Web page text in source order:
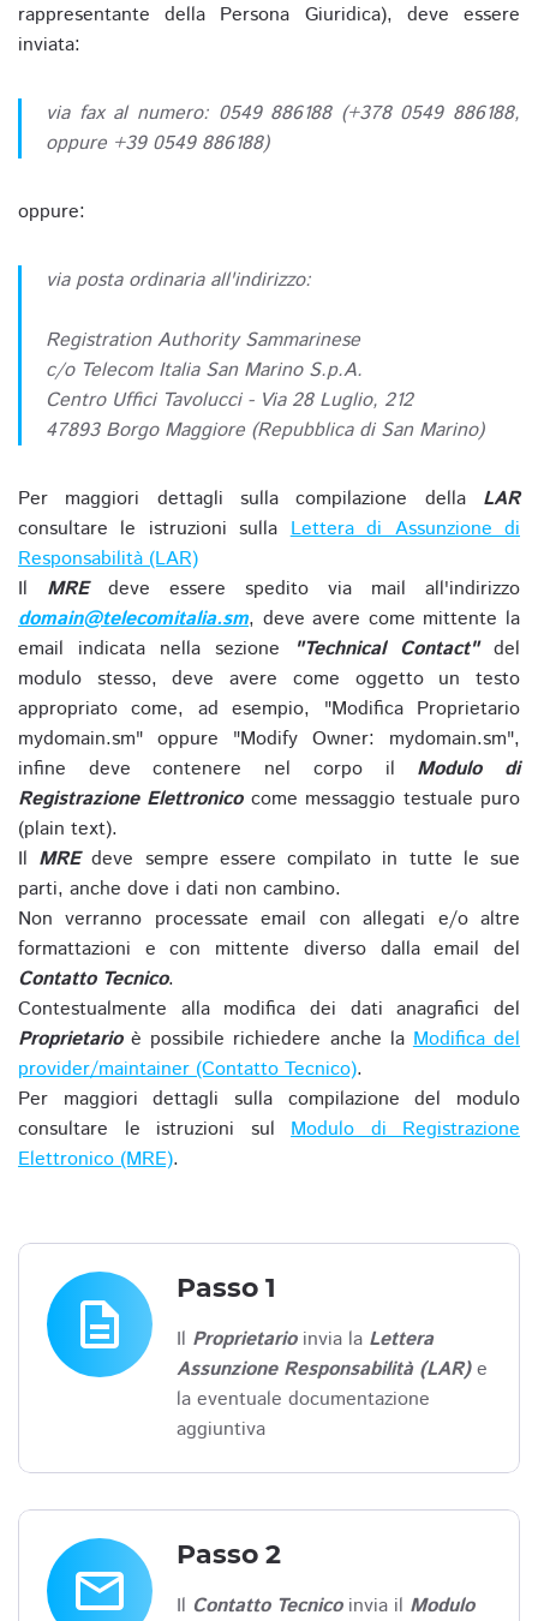
rappresentante della Persona Giuridica), deve essere
inviata:
via fax al numero: 0549 886188 (+378 0549 886188,
oppure +39 0549 886188)
oppure:
via posta ordinaria all'indirizzo:
Registration Authority Sammarinese
c/o Telecom Italia San Marino S.p.A.
Centro Uffici Tavolucci - Via 28 Luglio, 212
47893 Borgo Maggiore (Repubblica di San Marino)
Per maggiori dettagli sulla compilazione della LAR
consultare le istruzioni sullaLettera di Assunzione di
Responsabilità (LAR)
Il MREdeve essere spedito via mail all'indirizzo
domain@telecomitalia.sm, deve avere come mittente la
email indicata nella sezione
"Technical Contact"del
modulo stesso, deve avere come oggetto un testo
appropriato come, ad esempio, "Modifica Proprietario
mydomain.sm" oppure "Modify Owner: mydomain.sm",
infine deve contenere nel corpo il Modulo di
Registrazione Elettronicocome messaggio testuale puro
(plain text).
Il MREdeve sempre essere compilato in tutte le sue
parti, anche dove i dati non cambino.
Non verranno processate email con allegati e/o altre
formattazioni e con mittente diverso dalla email del
Contatto Tecnico.
Contestualmente alla modifica dei dati anagrafici del
Proprietarioè possibile richiedere anche laModifica del
provider/maintainer (Contatto Tecnico).
Per maggiori dettagli sulla compilazione del modulo
consultare le istruzioni sul Modulo di Registrazione
Elettronico (MRE).
description
Passo 1
Il Proprietarioinvia la Lettera
Assunzione Responsabilità (LAR)e
la eventuale documentazione
aggiuntiva
email
Passo 2
Il Contatto Tecnicoinvia il Modulo